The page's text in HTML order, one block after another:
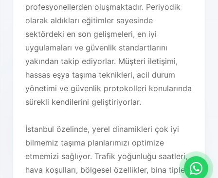
profesyonellerden oluşmaktadır. Periyodik
olarak aldıkları eğitimler sayesinde
sektördeki en son gelişmeleri, en iyi
uygulamaları ve güvenlik standartlarını
yakından takip ediyorlar. Müşteri iletişimi,
hassas eşya taşıma teknikleri, acil durum
yönetimi ve güvenlik protokolleri konularında
sürekli kendilerini geliştiriyorlar.
İstanbul özelinde, yerel dinamikleri çok iyi
bilmemiz taşıma planlarımızı optimize
etmemizi sağlıyor. Trafik yoğunluğu saatleri,
hava koşulları, bölgesel özellikler, bina tipleri,